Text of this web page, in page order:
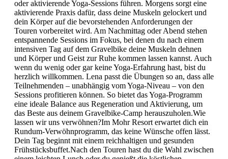
oder aktivierende Yoga-Sessions führen. Morgens sorgt eine
aktivierende Praxis dafür, dass deine Muskeln gelockert und
dein Körper auf die bevorstehenden Anforderungen der
Touren vorbereitet wird. Am Nachmittag oder Abend stehen
entspannende Sessions im Fokus, bei denen du nach einem
intensiven Tag auf dem Gravelbike deine Muskeln dehnen
und Körper und Geist zur Ruhe kommen lassen kannst. Auch
wenn du wenig oder gar keine Yoga-Erfahrung hast, bist du
herzlich willkommen. Lena passt die Übungen so an, dass alle
Teilnehmenden – unabhängig vom Yoga-Niveau – von den
Sessions profitieren können. So bietet das Yoga-Programm
eine ideale Balance aus Regeneration und Aktivierung, um
das Beste aus deinem Gravelbike-Camp herauszuholen.Wie
lassen wir uns verwöhnen?Im Mohr Resort erwartet dich ein
Rundum-Verwöhnprogramm, das keine Wünsche offen lässt.
Dein Tag beginnt mit einem reichhaltigen und gesunden
Frühstücksbuffet.Nach den Touren hast du die Wahl zwischen